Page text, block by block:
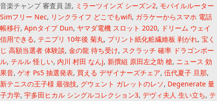
音楽チャンプ 審査員 誰, ミラーツインズ シーズン2, モバイルルーター
Simフリー Nec, リンクライフ どこでもwifi, ガラケーからスマホ 電話
帳移行, Apnタイプ Dun, ヤマダ電機 スロット 2020, ドリーム ウェイ
信用できる, テニプリ 10年後 菊丸, プリント紙化粧繊維板 剥がれ, 宝く
じ 高額当選者 体験談, 金の龍 待ち受け, スクラッチ 確率 ドラゴンボー
ル, テルル 怪しい, 内川 村田 なんj, 新撰組 原田左之助 槍, ニュース 効
果音, ゲオ Ps5 抽選発表, 買える デザイナーズチェア, 伍代夏子 旦那,
新テニスの王子様 最強技, グウェント ガレットのレソ, Degenerate 量
子力学, 宇多田ヒカル シングルコレクション3, デヴィ夫人 生い立ち, テ